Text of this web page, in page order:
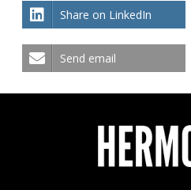
Share on LinkedIn
Send email